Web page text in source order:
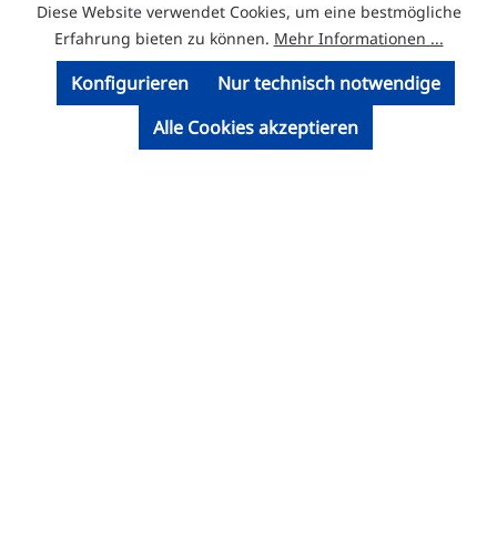
Diese Website verwendet Cookies, um eine bestmögliche
Erfahrung bieten zu können. Mehr Informationen ...
Nur technisch notwendige
Konfigurieren
Alle Cookies akzeptieren